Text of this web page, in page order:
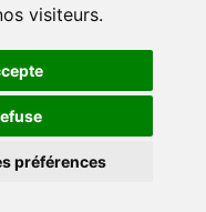
visiteurs.
préférences
COOKIES
POLITIQUE DE
DE COOKIES